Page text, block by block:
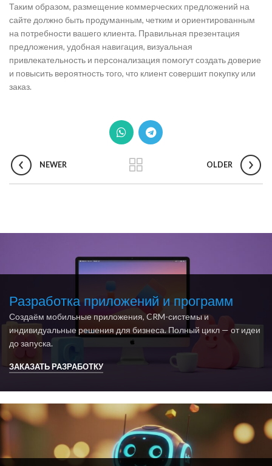
Таким образом, размещение коммерческих предложений на
сайте должно быть продуманным, четким и ориентированным
на потребности вашего клиента. Правильная презентация
предложения, удобная навигация, визуальная
привлекательность и персонализация помогут создать доверие
и повысить вероятность того, что клиент совершит покупку или
заказ.
NEWER OLDER
Разработка приложений и программ
Создаём мобильные приложения, CRM-системы и
индивидуальные решения для бизнеса. Полный цикл — от идеи
до запуска.
ЗАКАЗАТЬ РАЗРАБОТКУ